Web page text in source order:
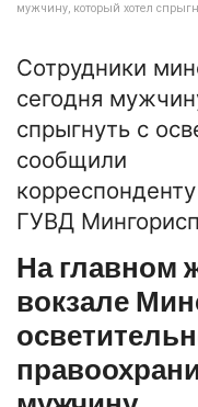
мужчину, который хотел
Сотрудники
сегодня
спрыгнуть с
сообщили
ГУВД
На главном
вокзале